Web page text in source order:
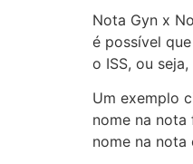
Nota Gyn x
é possível
o ISS, ou
Um exemplo
nome na
nome na nota